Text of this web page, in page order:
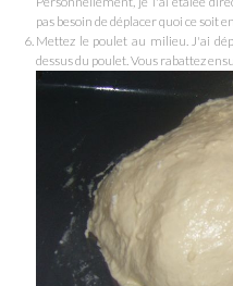
pas besoin de déplacer quoi ce soit
Mettez le poulet au milieu. J'ai
dessus du poulet. Vous rabattez